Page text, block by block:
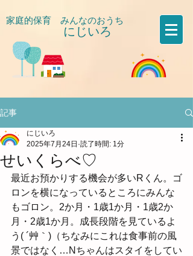
家庭的保育 みんなのおうち
にじいろ
記事
せいくらべ♡
にじいろ
2025年7月24日 読了時間: 1分
最近お預かりする機会が多いRくん。ゴ
ロンを横になっているところにみんな
もゴロン。2か月・1歳1か月・1歳2か
月・2歳1か月。成長段階を見ているよ
う( ´艸｀)（ちなみにこれは食事前の風
景ではなく…Nちゃんはスタイをしてい